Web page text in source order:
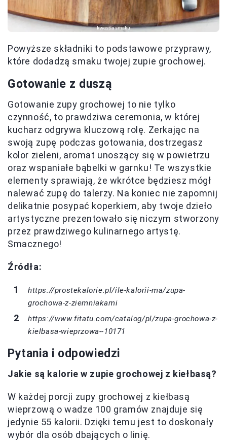
Powyższe składniki to podstawowe przyprawy,
które dodadzą smaku twojej zupie grochowej.
Gotowanie z duszą
Gotowanie zupy grochowej to nie tylko
czynność, to prawdziwa ceremonia, w której
kucharz odgrywa kluczową rolę. Zerkając na
swoją zupę podczas gotowania, dostrzegasz
kolor zieleni, aromat unoszący się w powietrzu
oraz wspaniałe bąbelki w garnku! Te wszystkie
elementy sprawiają, że wkrótce będziesz mógł
nalewać zupę do talerzy. Na koniec nie zapomnij
delikatnie posypać koperkiem, aby twoje dzieło
artystyczne prezentowało się niczym stworzony
przez prawdziwego kulinarnego artystę.
Smacznego!
Źródła:
https://prostekalorie.pl/ile-kalorii-ma/zupa-
grochowa-z-ziemniakami
https://www.fitatu.com/catalog/pl/zupa-grochowa-z-
kielbasa-wieprzowa--10171
Pytania i odpowiedzi
Jakie są kalorie w zupie grochowej z kiełbasą?
W każdej porcji zupy grochowej z kiełbasą
wieprzową o wadze 100 gramów znajduje się
jedynie 55 kalorii. Dzięki temu jest to doskonały
wybór dla osób dbających o linię.